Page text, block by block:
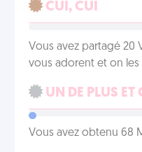
CUI, CUI
Vous avez partagé 20
vous adorent et on
UN DE PLUS ET
Vous avez obtenu 68